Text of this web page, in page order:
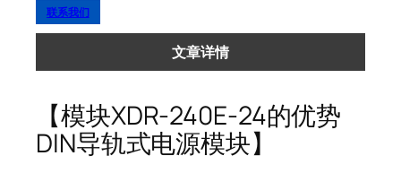
联系我们
文章详情
【模块XDR-240E-24的优势
DIN导轨式电源模块】